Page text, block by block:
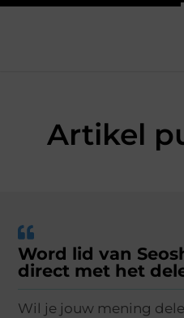
Artikel
Word lid van
direct met het
Wil je jouw mening